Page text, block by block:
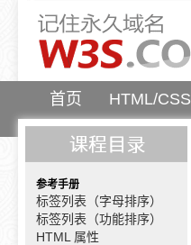
首页 HTML/CSS
参考手册
标签列表（字母排序）
标签列表（功能排序）
HTML 属性